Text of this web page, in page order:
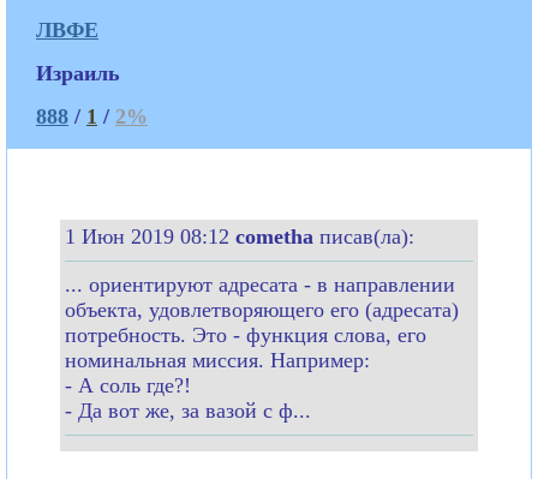
ЛВФЕ
Израиль
888 / 1 / 2%
1 Июн 2019 08:12 cometha писав(ла):
... ориентируют адресата - в направлении
объекта, удовлетворяющего его (адресата)
потребность. Это - функция слова, его
номинальная миссия. Например:
- А соль где?!
- Да вот же, за вазой с ф...